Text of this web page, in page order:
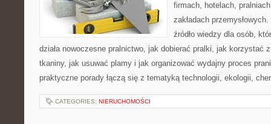
firmach, hotelach,
zakładach
źródło wiedzy dla osób,
działa nowoczesne pralnictwo, jak dobierać pralki, jak korzystać
tkaniny, jak usuwać plamy i jak organizować wydajny proces
praktyczne porady łączą się z tematyką technologii, ekologii,
CATEGORIES: NIERUCHOMOŚCI